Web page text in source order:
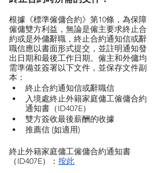
根據《標準僱傭合約》第10條，為保障
僱傭雙方利益，無論是僱主要求終止合
約或是外傭辭職，終止合約通知信或辭
職信應以書面形式提交，並註明通知發
出日期和最後工作日期。僱主和外傭均
需準備並簽署以下文件，並保存文件副
本：
終止合約通知信或辭職信
入境處終止外籍家庭傭工僱傭合約
通知書（ID407E）
雙方簽收最後薪酬的收據
推薦信 (如適用)
終止外籍家庭傭工僱傭合約通知書
（ID407E）： 按此